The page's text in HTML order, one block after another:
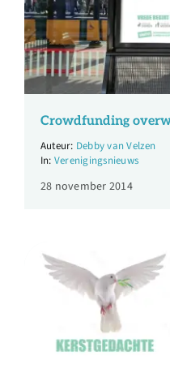
Crowdfunding
Debby van Velzen
Verenigingsnieuws
28 november 2014